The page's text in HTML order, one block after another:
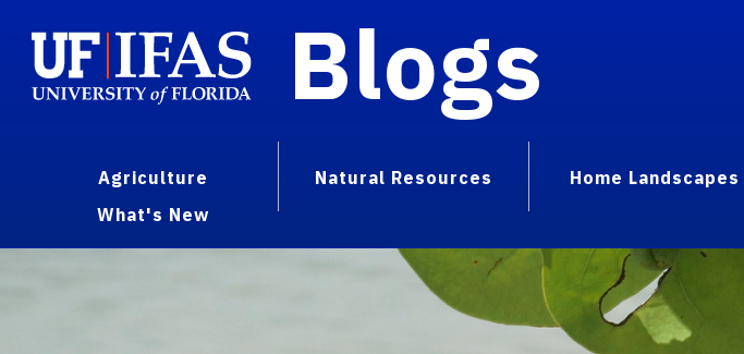
Blogs
Agriculture Natural Resources Home Landscapes
What's New